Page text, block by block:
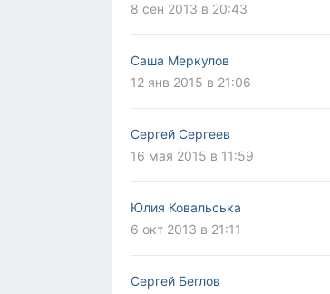
8 сен 2013 в 20:43
Саша Меркулов
12 янв 2015 в 21:06
Сергей Сергеев
16 мая 2015 в 11:59
Юлия Ковальська
6 окт 2013 в 21:11
Сергей Беглов